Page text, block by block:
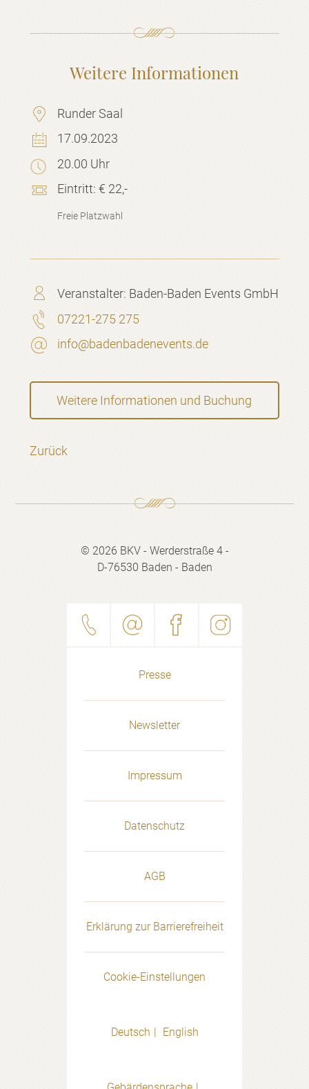
Weitere Informationen
Runder Saal
17.09.2023
20.00 Uhr
Eintritt: € 22,-
Freie Platzwahl
Veranstalter: Baden-Baden Events GmbH
07221-275 275
info@badenbadenevents.de
Weitere Informationen und Buchung
Zurück
© 2026 BKV - Werderstraße 4 -
D-76530 Baden - Baden
Presse
Newsletter
Impressum
Datenschutz
AGB
Erklärung zur Barrierefreiheit
Cookie-Einstellungen
Deutsch English